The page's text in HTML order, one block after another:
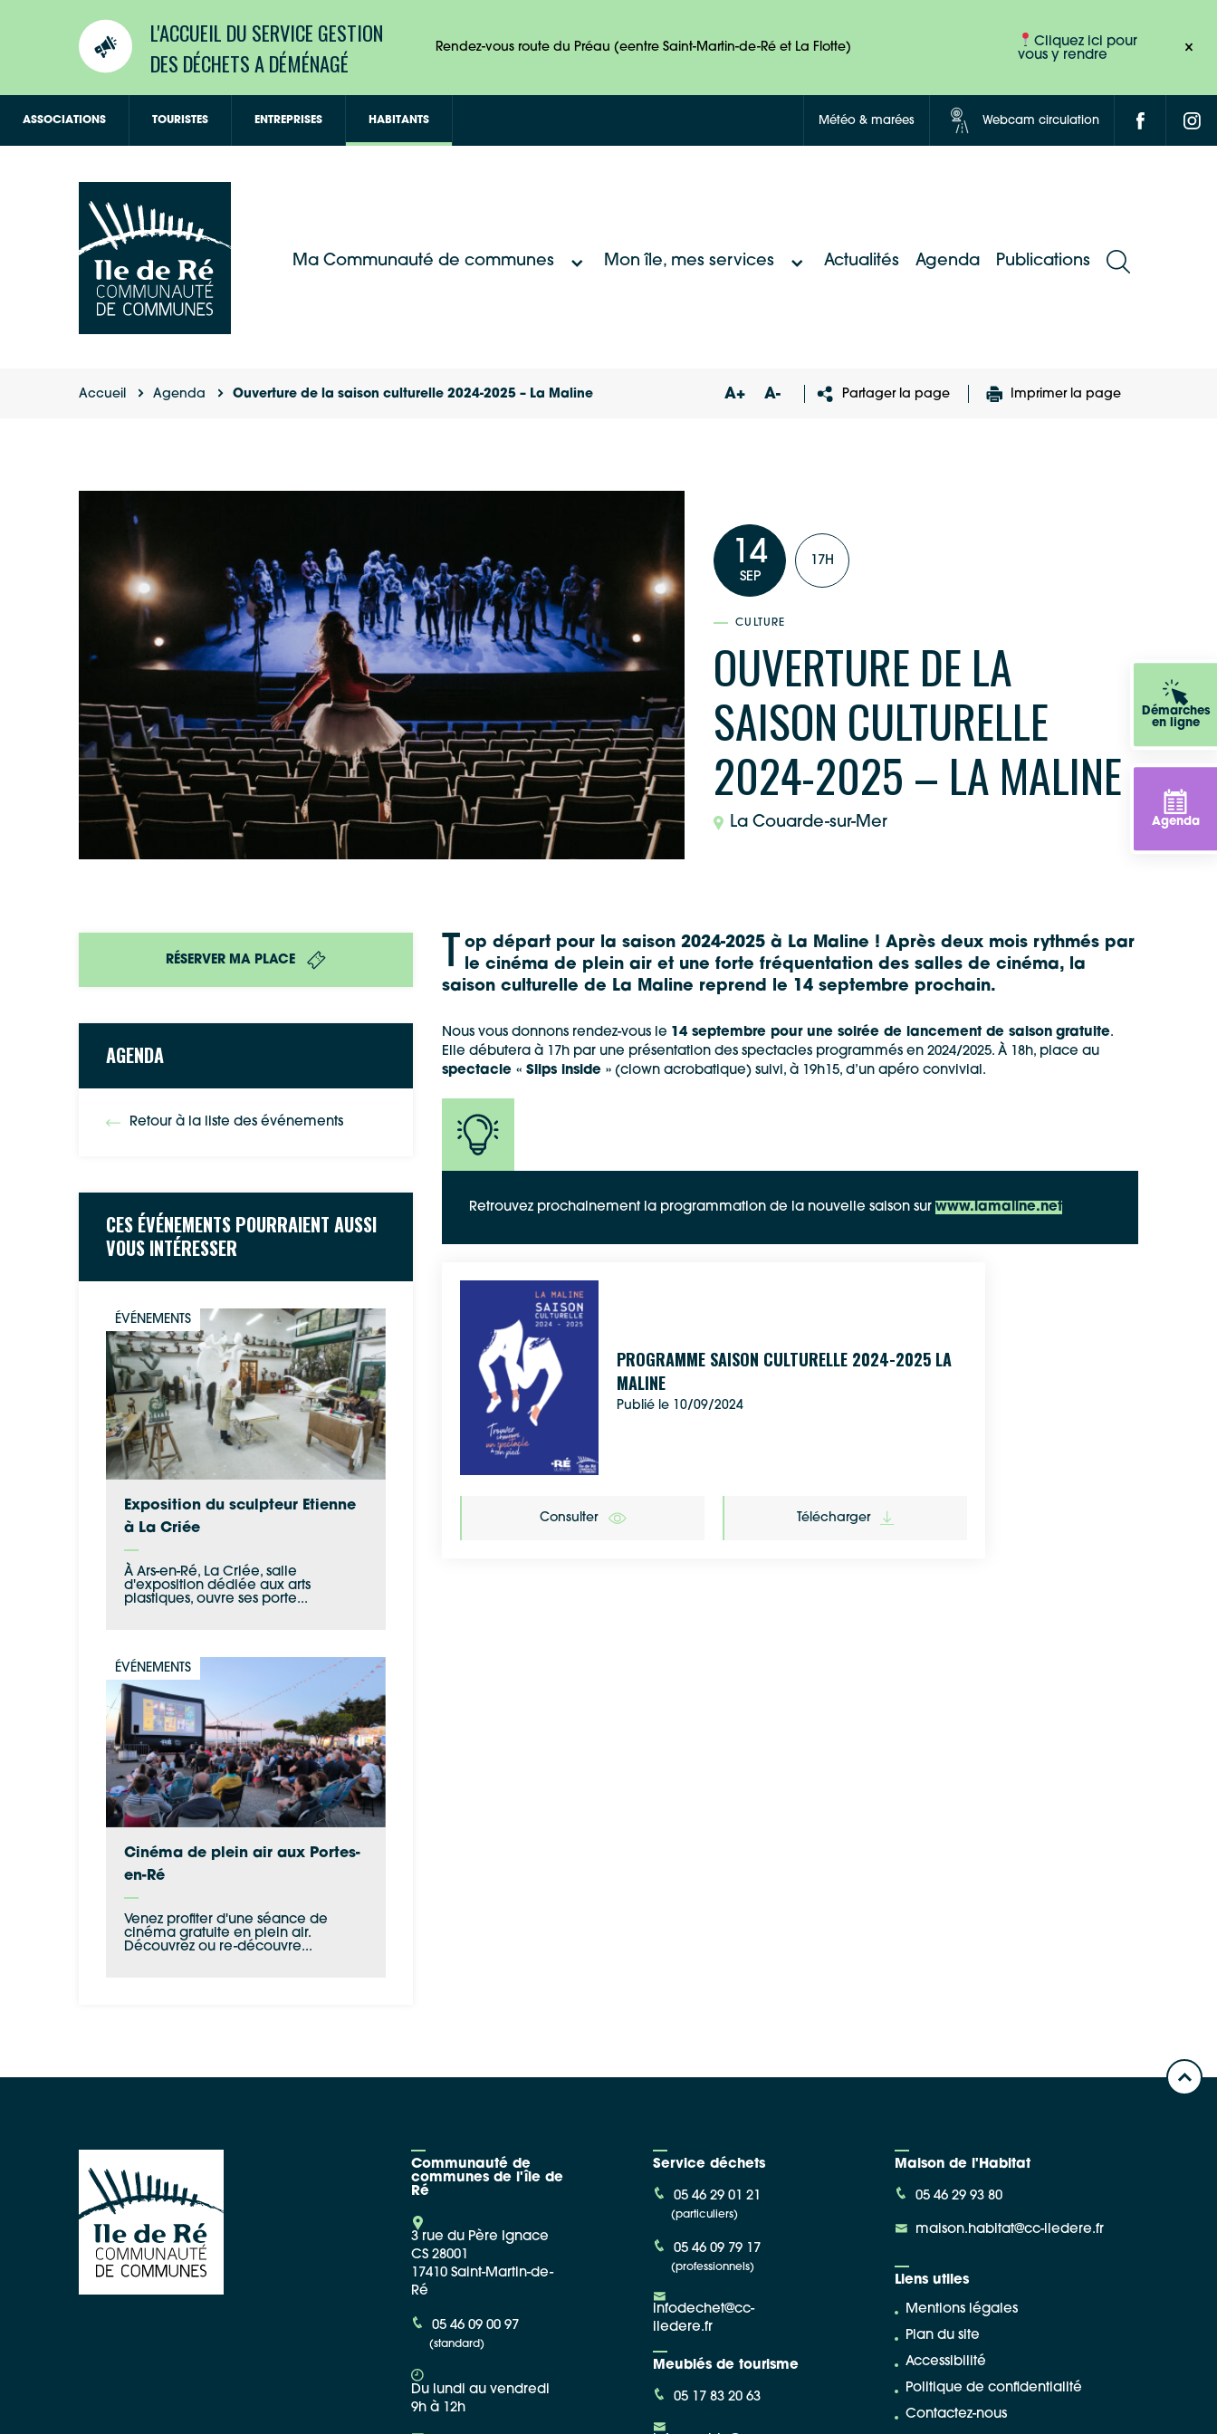
L'ACCUEIL DU SERVICE GESTION
DES DÉCHETS A DÉMÉNAGÉ
Rendez-vous route du Préau (eentre Saint-Martin-de-Ré et La Flotte)
Cliquez ici pour
vous y rendre
Démarches
en ligne
Agenda
ASSOCIATIONS TOURISTES ENTREPRISES HABITANTS Météo & marées Webcam circulation
Ma Communauté de communes Mon île, mes services Actualités Agenda Publications
Accueil Agenda Ouverture de la saison culturelle 2024-2025 – La Maline A+ A- Partager la page Imprimer la page
14
SEP
17H
CULTURE
OUVERTURE DE LA
SAISON CULTURELLE
2024-2025 – LA MALINE
La Couarde-sur-Mer
RÉSERVER MA PLACE
AGENDA
Retour à la liste des événements
CES ÉVÉNEMENTS POURRAIENT AUSSI
VOUS INTÉRESSER
ÉVÉNEMENTS
Exposition du sculpteur Etienne
à La Criée
À Ars-en-Ré, La Criée, salle
d'exposition dédiée aux arts
plastiques, ouvre ses porte...
ÉVÉNEMENTS
Cinéma de plein air aux Portes-
en-Ré
Venez profiter d'une séance de
cinéma gratuite en plein air.
Découvrez ou re-découvre...
T
op départ pour la saison 2024-2025 à La Maline ! Après deux mois rythmés par
le cinéma de plein air et une forte fréquentation des salles de cinéma, la
saison culturelle de La Maline reprend le 14 septembre prochain.
Nous vous donnons rendez-vous le 14 septembre pour une soirée de lancement de saison gratuite.
Elle débutera à 17h par une présentation des spectacles programmés en 2024/2025. À 18h, place au
spectacle « Slips inside »(clown acrobatique) suivi, à 19h15, d’un apéro convivial.
Retrouvez prochainement la programmation de la nouvelle saison sur www.lamaline.net
PROGRAMME SAISON CULTURELLE 2024-2025 LA
MALINE
Publié le 10/09/2024
Consulter Télécharger
Communauté de
communes de l'île de
Ré
3 rue du Père Ignace
CS 28001
17410 Saint-Martin-de-
Ré
05 46 09 00 97
(standard)
Du lundi au vendredi
9h à 12h
Service déchets
05 46 29 01 21
(particuliers)
05 46 09 79 17
(professionnels)
infodechet@cc-
iledere.fr
Meublés de tourisme
05 17 83 20 63
Maison de l'Habitat
05 46 29 93 80
maison.habitat@cc-iledere.fr
Liens utiles
Mentions légales
Plan du site
Accessibilité
Politique de confidentialité
Contactez-nous
ShareThis is disabled. Allow